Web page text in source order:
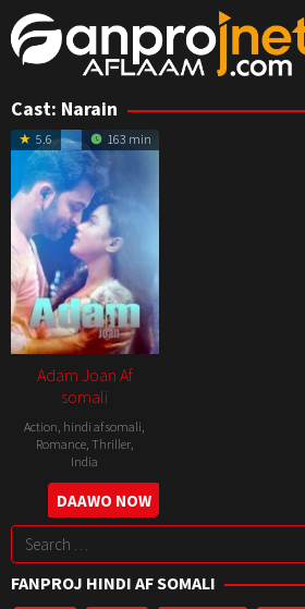
Skip
to
content
Cast: Narain
5.6 163 min
Adam Joan Af
somali
Action hindi af somali
Romance, Thriller,
India
1
Sep
2017
Jinu
Abraham
DAAWO NOW
Search
for:
FANPROJ HINDI AF SOMALI